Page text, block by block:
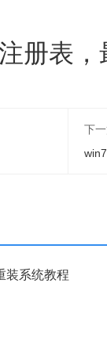
册表
下
装系统教程